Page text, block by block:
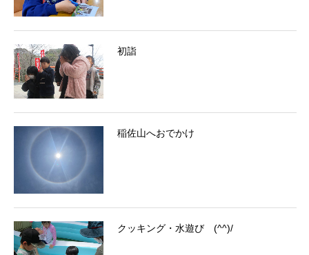
初詣
稲佐山へおでかけ
クッキング・水遊び (^^)/